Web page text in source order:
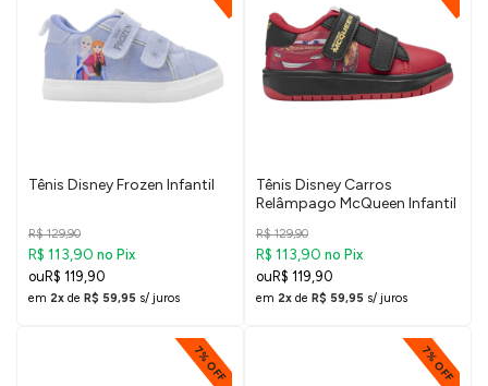
Tênis Disney Frozen Infantil
R$ 129,90
R$ 113,90 no Pix
R$ 119,90
em 2x de R$ 59,95 s/ juros
Tênis Disney Carros
Relâmpago McQueen Infantil
R$ 129,90
R$ 113,90 no Pix
R$ 119,90
em 2x de R$ 59,95 s/ juros
7% OFF 7% OFF